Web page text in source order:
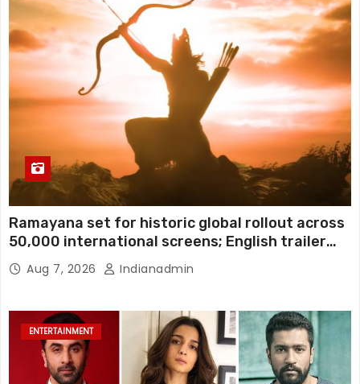
Ramayana set for historic global rollout across
50,000 international screens; English trailer
unveiled
Aug 7, 2026 Indianadmin
ENTERTAINMENT